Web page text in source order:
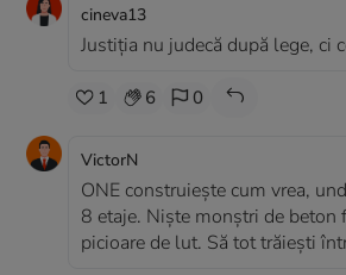
cineva13
Justiția nu judecă după lege, ci
1 6 0
VictorN
ONE construiește cum vrea,
8 etaje. Niște monștri de beton
picioare de lut. Să tot trăiești